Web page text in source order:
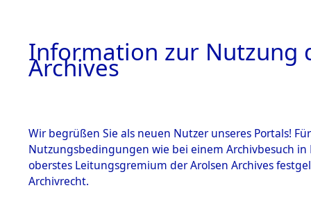
Information zur Nutzung
Archives
Wir begrüßen Sie als neuen Nutzer unseres Portals!
Nutzungsbedingungen wie bei einem Archivbesuch
oberstes Leitungsgremium der Arolsen Archives
Archivrecht.